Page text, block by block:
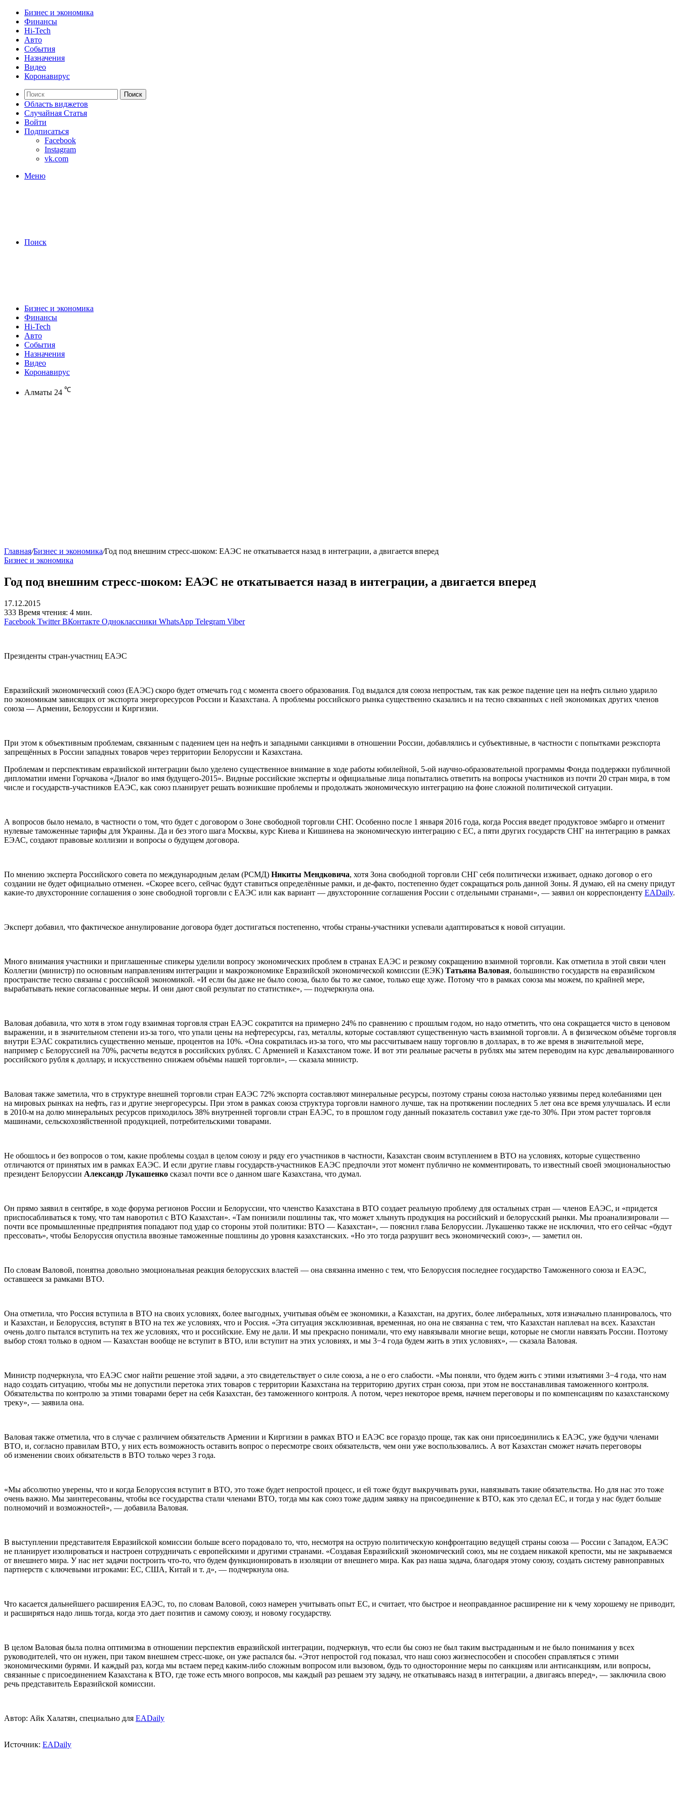
Бизнес и экономика
Финансы
Hi-Tech
Авто
События
Назначения
Видео
Коронавирус
Поиск
Область виджетов
Случайная Статья
Войти
Подписаться
Facebook
Instagram
vk.com
Меню
Поиск
Бизнес и экономика
Финансы
Hi-Tech
Авто
События
Назначения
Видео
Коронавирус
Алматы 24 ℃
Главная/Бизнес и экономика/Год под внешним стресс-шоком: ЕАЭС не откатывается назад в интеграции, а двигается вперед
Бизнес и экономика
Год под внешним стресс-шоком: ЕАЭС не откатывается назад в интеграции, а двигается вперед
17.12.2015
333 Время чтения: 4 мин.
Facebook Twitter ВКонтакте Одноклассники WhatsApp Telegram Viber
Президенты стран-участниц ЕАЭС
Евразийский экономический союз (ЕАЭС) скоро будет отмечать год с момента своего образования. Год выдался для союза непростым, так как резкое падение цен на нефть сильно ударило
по экономикам зависящих от экспорта энергоресурсов России и Казахстана. А проблемы российского рынка существенно сказались и на тесно связанных с ней экономиках других членов
союза — Армении, Белоруссии и Киргизии.
При этом к объективным проблемам, связанным с падением цен на нефть и западными санкциями в отношении России, добавлялись и субъективные, в частности с попытками реэкспорта
запрещённых в России западных товаров через территории Белоруссии и Казахстана.
Проблемам и перспективам евразийской интеграции было уделено существенное внимание в ходе работы юбилейной, 5-ой научно-образовательной программы Фонда поддержки публичной
дипломатии имени Горчакова «Диалог во имя будущего-2015». Видные российские эксперты и официальные лица попытались ответить на вопросы участников из почти 20 стран мира, в том
числе и государств-участников ЕАЭС, как союз планирует решать возникшие проблемы и продолжать экономическую интеграцию на фоне сложной политической ситуации.
А вопросов было немало, в частности о том, что будет с договором о Зоне свободной торговли СНГ. Особенно после 1 января 2016 года, когда Россия введет продуктовое эмбарго и отменит
нулевые таможенные тарифы для Украины. Да и без этого шага Москвы, курс Киева и Кишинева на экономическую интеграцию с ЕС, а пяти других государств СНГ на интеграцию в рамках
ЕЭАС, создают правовые коллизии и вопросы о будущем договора.
По мнению эксперта Российского совета по международным делам (РСМД) Никиты Мендковича, хотя Зона свободной торговли СНГ себя политически изживает, однако договор о его
создании не будет официально отменен. «Скорее всего, сейчас будут ставиться определённые рамки, и де-факто, постепенно будет сокращаться роль данной Зоны. Я думаю, ей на смену придут
какие-то двухсторонние соглашения о зоне свободной торговли с ЕАЭС или как вариант — двухсторонние соглашения России с отдельными странами», — заявил он корреспонденту EADaily.
Эксперт добавил, что фактическое аннулирование договора будет достигаться постепенно, чтобы страны-участники успевали адаптироваться к новой ситуации.
Много внимания участники и приглашенные спикеры уделили вопросу экономических проблем в странах ЕАЭС и резкому сокращению взаимной торговли. Как отметила в этой связи член
Коллегии (министр) по основным направлениям интеграции и макроэкономике Евразийской экономической комиссии (ЕЭК) Татьяна Валовая, большинство государств на евразийском
пространстве тесно связаны с российской экономикой. «И если бы даже не было союза, было бы то же самое, только еще хуже. Потому что в рамках союза мы можем, по крайней мере,
вырабатывать некие согласованные меры. И они дают свой результат по статистике», — подчеркнула она.
Валовая добавила, что хотя в этом году взаимная торговля стран ЕАЭС сократится на примерно 24% по сравнению с прошлым годом, но надо отметить, что она сокращается чисто в ценовом
выражении, и в значительном степени из-за того, что упали цены на нефтересурсы, газ, металлы, которые составляют существенную часть взаимной торговли. А в физическом объёме торговля
внутри ЕЭАС сократились существенно меньше, процентов на 10%. «Она сократилась из-за того, что мы рассчитываем нашу торговлю в долларах, в то же время в значительной мере,
например с Белоруссией на 70%, расчеты ведутся в российских рублях. С Арменией и Казахстаном тоже. И вот эти реальные расчеты в рублях мы затем переводим на курс девальвированного
российского рубля к доллару, и искусственно снижаем объёмы нашей торговли», — сказала министр.
Валовая также заметила, что в структуре внешней торговли стран ЕАЭС 72% экспорта составляют минеральные ресурсы, поэтому страны союза настолько уязвимы перед колебаниями цен
на мировых рынках на нефть, газ и другие энергоресурсы. При этом в рамках союза структура торговли намного лучше, так на протяжении последних 5 лет она все время улучшалась. И если
в 2010-м на долю минеральных ресурсов приходилось 38% внутренней торговли стран ЕАЭС, то в прошлом году данный показатель составил уже где-то 30%. При этом растет торговля
машинами, сельскохозяйственной продукцией, потребительскими товарами.
Не обошлось и без вопросов о том, какие проблемы создал в целом союзу и ряду его участников в частности, Казахстан своим вступлением в ВТО на условиях, которые существенно
отличаются от принятых им в рамках ЕАЭС. И если другие главы государств-участников ЕАЭС предпочли этот момент публично не комментировать, то известный своей эмоциональностью
президент Белоруссии Александр Лукашенко сказал почти все о данном шаге Казахстана, что думал.
Он прямо заявил в сентябре, в ходе форума регионов России и Белоруссии, что членство Казахстана в ВТО создает реальную проблему для остальных стран — членов ЕАЭС, и «придется
приспосабливаться к тому, что там наворотил с ВТО Казахстан». «Там понизили пошлины так, что может хлынуть продукция на российский и белорусский рынки. Мы проанализировали —
почти все промышленные предприятия попадают под удар со стороны этой политики: ВТО — Казахстан», — пояснил глава Белоруссии. Лукашенко также не исключил, что его сейчас «будут
прессовать», чтобы Белоруссия опустила ввозные таможенные пошлины до уровня казахстанских. «Но это тогда разрушит весь экономический союз», — заметил он.
По словам Валовой, понятна довольно эмоциональная реакция белорусских властей — она связанна именно с тем, что Белоруссия последнее государство Таможенного союза и ЕАЭС,
оставшееся за рамками ВТО.
Она отметила, что Россия вступила в ВТО на своих условиях, более выгодных, учитывая объём ее экономики, а Казахстан, на других, более либеральных, хотя изначально планировалось, что
и Казахстан, и Белоруссия, вступят в ВТО на тех же условиях, что и Россия. «Эта ситуация эксклюзивная, временная, но она не связанна с тем, что Казахстан наплевал на всех. Казахстан
очень долго пытался вступить на тех же условиях, что и российские. Ему не дали. И мы прекрасно понимали, что ему навязывали многие вещи, которые не смогли навязать России. Поэтому
выбор стоял только в одном — Казахстан вообще не вступит в ВТО, или вступит на этих условиях, и мы 3−4 года будем жить в этих условиях», — сказала Валовая.
Министр подчеркнула, что ЕАЭС смог найти решение этой задачи, а это свидетельствует о силе союза, а не о его слабости. «Мы поняли, что будем жить с этими изъятиями 3−4 года, что нам
надо создать ситуацию, чтобы мы не допустили перетока этих товаров с территории Казахстана на территорию других стран союза, при этом не восстанавливая таможенного контроля.
Обязательства по контролю за этими товарами берет на себя Казахстан, без таможенного контроля. А потом, через некоторое время, начнем переговоры и по компенсациям по казахстанскому
треку», — заявила она.
Валовая также отметила, что в случае с различием обязательств Армении и Киргизии в рамках ВТО и ЕАЭС все гораздо проще, так как они присоединились к ЕАЭС, уже будучи членами
ВТО, и, согласно правилам ВТО, у них есть возможность оставить вопрос о пересмотре своих обязательств, чем они уже воспользовались. А вот Казахстан сможет начать переговоры
об изменении своих обязательств в ВТО только через 3 года.
«Мы абсолютно уверены, что и когда Белоруссия вступит в ВТО, это тоже будет непростой процесс, и ей тоже будут выкручивать руки, навязывать такие обязательства. Но для нас это тоже
очень важно. Мы заинтересованы, чтобы все государства стали членами ВТО, тогда мы как союз тоже дадим заявку на присоединение к ВТО, как это сделал ЕС, и тогда у нас будет больше
полномочий и возможностей», — добавила Валовая.
В выступлении представителя Евразийской комиссии больше всего порадовало то, что, несмотря на острую политическую конфронтацию ведущей страны союза — России с Западом, ЕАЭС
не планирует изолироваться и настроен сотрудничать с европейскими и другими странами. «Создавая Евразийский экономический союз, мы не создаем никакой крепости, мы не закрываемся
от внешнего мира. У нас нет задачи построить что-то, что будем функционировать в изоляции от внешнего мира. Как раз наша задача, благодаря этому союзу, создать систему равноправных
партнерств с ключевыми игроками: ЕС, США, Китай и т. д», — подчеркнула она.
Что касается дальнейшего расширения ЕАЭС, то, по словам Валовой, союз намерен учитывать опыт ЕС, и считает, что быстрое и неоправданное расширение ни к чему хорошему не приводит,
и расширяться надо лишь тогда, когда это дает позитив и самому союзу, и новому государству.
В целом Валовая была полна оптимизма в отношении перспектив евразийской интеграции, подчеркнув, что если бы союз не был таким выстраданным и не было понимания у всех
руководителей, что он нужен, при таком внешнем стресс-шоке, он уже распался бы. «Этот непростой год показал, что наш союз жизнеспособен и способен справляться с этими
экономическими бурями. И каждый раз, когда мы встаем перед каким-либо сложным вопросом или вызовом, будь то односторонние меры по санкциям или антисанкциям, или вопросы,
связанные с присоединением Казахстана к ВТО, где тоже есть много вопросов, мы каждый раз решаем эту задачу, не откатываясь назад в интеграции, а двигаясь вперед», — заключила свою
речь представитель Евразийской комиссии.
Автор: Айк Халатян, специально для EADaily
Источник: EADaily